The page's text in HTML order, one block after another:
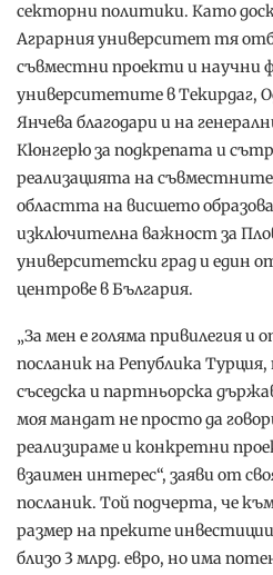
секторни политики. Като
Аграрния университет тя
съвместни проекти и научни
университетите в Текирдаг,
Янчева благодари и на
Кюнгерю за подкрепата и
реализацията на
областта на висшето
изключителна важност за
университетски град и един
центрове в България.
„За мен е голяма привилегия и
посланик на Република
съседска и партньорска
моя мандат не просто да
реализираме и конкретни
взаимен интерес“, заяви от
посланик. Той подчерта, че
размер на преките
близо 3 млрд. евро, но има